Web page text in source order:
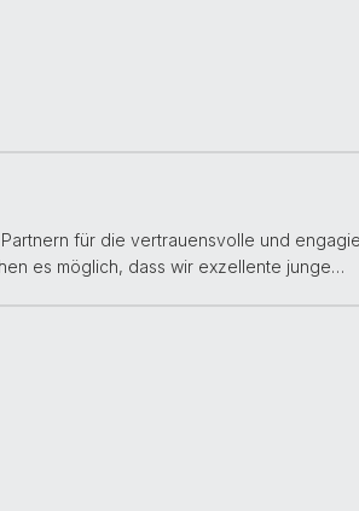
für die vertrauensvolle und
es möglich, dass wir exzellente junge…